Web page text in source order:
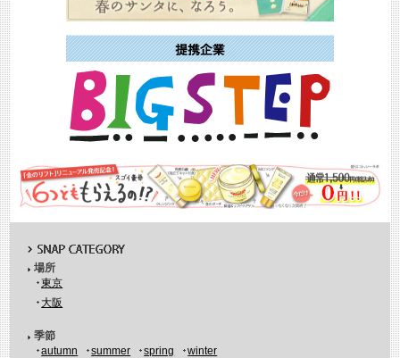
場所
東京
大阪
季節
autumn
summer spring winter